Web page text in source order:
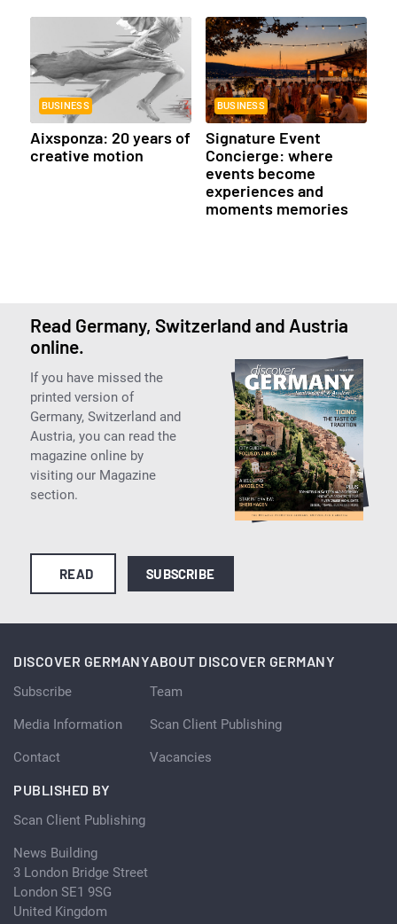
BUSINESS
Aixsponza: 20 years of
creative motion
BUSINESS
Signature Event
Concierge: where
events become
experiences and
moments memories
Read Germany, Switzerland and Austria
online.
If you have missed the
printed version of
Germany, Switzerland and
Austria, you can read the
magazine online by
visiting our Magazine
section.
READ SUBSCRIBE
DISCOVER GERMANY
Subscribe
Media Information
Contact
ABOUT DISCOVER GERMANY
Team
Scan Client Publishing
Vacancies
PUBLISHED BY
Scan Client Publishing
News Building
3 London Bridge Street
London SE1 9SG
United Kingdom